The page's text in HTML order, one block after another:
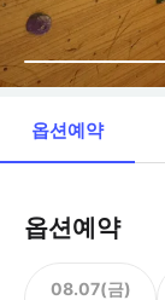
옵션예약
옵션예약
08.07(금)